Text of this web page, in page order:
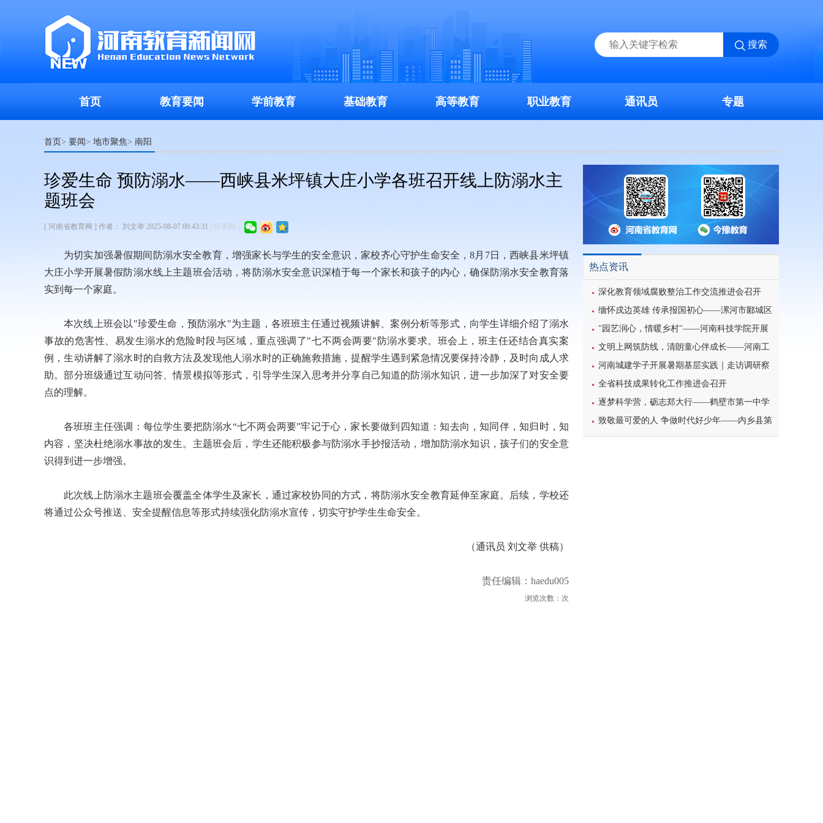
搜索
首页 教育要闻 学前教育 基础教育 高等教育 职业教育 通讯员 专题
首页> 要闻> 地市聚焦> 南阳
热点资讯
深化教育领域腐败整治工作交流推进会召开
缅怀戍边英雄 传承报国初心——漯河市郾城区
东街小学开展八一建军节主题特色教育活动
"园艺润心，情暖乡村"——河南科技学院开展
暑期三下乡心理健康宣讲活动
文明上网筑防线，清朗童心伴成长——河南工
业大学北斗星筑梦志愿服务团队开展科普主题实
践课堂
河南城建学子开展暑期基层实践｜走访调研察
民情，反诈宣传护平安
全省科技成果转化工作推进会召开
逐梦科学营，砺志郑大行——鹤壁市第一中学
学子参加2026年郑州大学高校科学营研学之旅纪
实
致敬最可爱的人 争做时代好少年——内乡县第
一小学开展暑期“八一”建军节主题实践活动
珍爱生命 预防溺水——西峡县米坪镇大庄小学各班召开线上防溺水主
题班会
[ 河南省教育网 ] 作者： 刘文举 2025-08-07 09:43:31 分享到：
为切实加强暑假期间防溺水安全教育，增强家长与学生的安全意识，家校齐心守护生命安全，8月7日，西峡县米坪镇
大庄小学开展暑假防溺水线上主题班会活动，将防溺水安全意识深植于每一个家长和孩子的内心，确保防溺水安全教育落
实到每一个家庭。
本次线上班会以"珍爱生命，预防溺水"为主题，各班班主任通过视频讲解、案例分析等形式，向学生详细介绍了溺水
事故的危害性、易发生溺水的危险时段与区域，重点强调了"七不两会两要"防溺水要求。班会上，班主任还结合真实案
例，生动讲解了溺水时的自救方法及发现他人溺水时的正确施救措施，提醒学生遇到紧急情况要保持冷静，及时向成人求
助。部分班级通过互动问答、情景模拟等形式，引导学生深入思考并分享自己知道的防溺水知识，进一步加深了对安全要
点的理解。
各班班主任强调：每位学生要把防溺水“七不两会两要”牢记于心，家长要做到四知道：知去向，知同伴，知归时，知
内容，坚决杜绝溺水事故的发生。主题班会后，学生还能积极参与防溺水手抄报活动，增加防溺水知识，孩子们的安全意
识得到进一步增强。
此次线上防溺水主题班会覆盖全体学生及家长，通过家校协同的方式，将防溺水安全教育延伸至家庭。后续，学校还
将通过公众号推送、安全提醒信息等形式持续强化防溺水宣传，切实守护学生生命安全。
（通讯员 刘文举 供稿）
责任编辑：haedu005
浏览次数： 次